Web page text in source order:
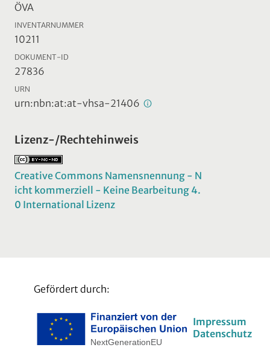
ÖVA
INVENTARNUMMER
10211
DOKUMENT-ID
27836
URN
urn:nbn:at:at-vhsa-21406
Lizenz-/Rechtehinweis
Creative Commons Namensnennung - N
icht kommerziell - Keine Bearbeitung 4.
0 International Lizenz
Gefördert durch:
Impressum
Datenschutz